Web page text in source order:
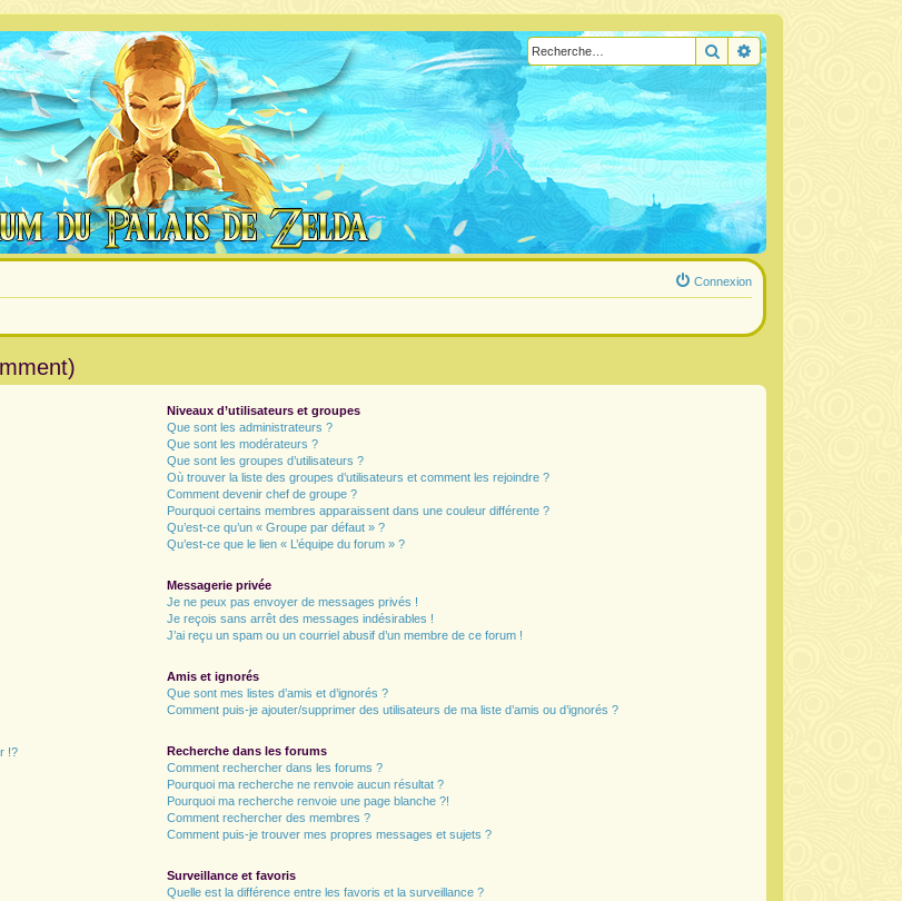
RechercherRecherche avancée
Connexion
!?
Niveaux d’utilisateurs et groupes
Que sont les administrateurs ?
Que sont les modérateurs ?
Que sont les groupes d’utilisateurs ?
Où trouver la liste des groupes d’utilisateurs et comment les rejoindre ?
Comment devenir chef de groupe ?
Pourquoi certains membres apparaissent dans une couleur différente ?
Qu’est-ce qu’un « Groupe par défaut » ?
Qu’est-ce que le lien « L’équipe du forum » ?
Messagerie privée
Je ne peux pas envoyer de messages privés !
Je reçois sans arrêt des messages indésirables !
J’ai reçu un spam ou un courriel abusif d’un membre de ce forum !
Amis et ignorés
Que sont mes listes d’amis et d’ignorés ?
Comment puis-je ajouter/supprimer des utilisateurs de ma liste d’amis ou d’ignorés ?
Recherche dans les forums
Comment rechercher dans les forums ?
Pourquoi ma recherche ne renvoie aucun résultat ?
Pourquoi ma recherche renvoie une page blanche ?!
Comment rechercher des membres ?
Comment puis-je trouver mes propres messages et sujets ?
Surveillance et favoris
Quelle est la différence entre les favoris et la surveillance ?